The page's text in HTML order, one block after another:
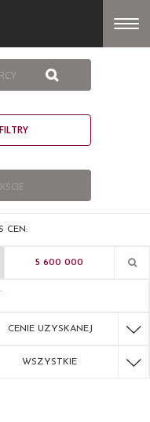
CEN:
CENIE UZYSKANEJ
WSZYSTKIE